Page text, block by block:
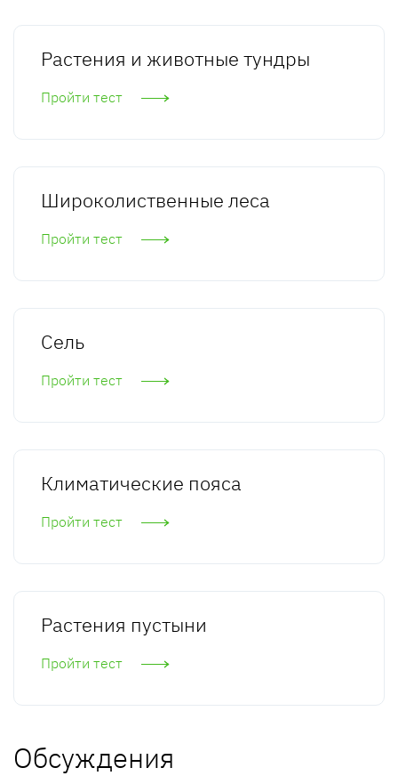
Растения и животные тундры
Пройти тест
Широколиственные леса
Пройти тест
Сель
Пройти тест
Климатические пояса
Пройти тест
Растения пустыни
Пройти тест
Обсуждения